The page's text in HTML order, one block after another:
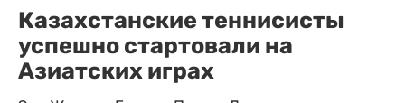
Казахстанские теннисисты
успешно стартовали на
Азиатских играх